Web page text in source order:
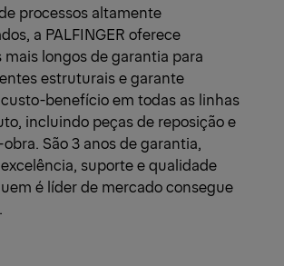
processos altamente
a PALFINGER oferece
mais longos de garantia para
estruturais e garante
benefício em todas as linhas
incluindo peças de reposição e
São 3 anos de garantia,
suporte e qualidade
é líder de mercado consegue